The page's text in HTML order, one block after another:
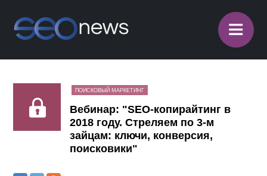
≡
ПОИСКОВЫЙ МАРКЕТИНГ
Вебинар: "SEO-копирайтинг в
2018 году. Стреляем по 3-м
зайцам: ключи, конверсия,
поисковики"